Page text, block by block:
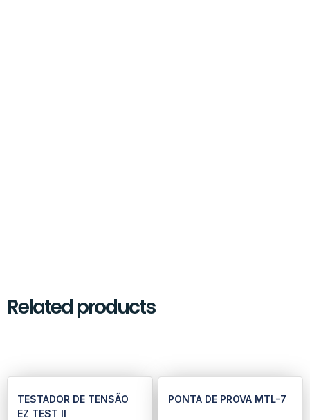
Related products
TESTADOR DE TENSÃO
EZ TEST II
PONTA DE PROVA MTL-7